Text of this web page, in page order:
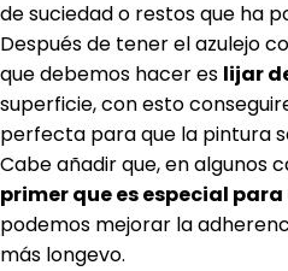
de suciedad o restos que ha
Después de tener el azulejo
que debemos hacer es lijar
superficie, con esto
perfecta para que la pintura
Cabe añadir que, en algunos
primer que es especial
podemos mejorar la
más longevo.